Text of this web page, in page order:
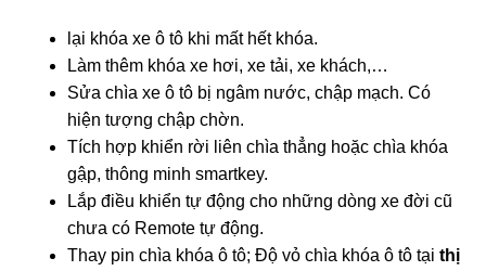
lại khóa xe ô tô khi mất hết khóa.
Làm thêm khóa xe hơi, xe tải, xe khách,…
Sửa chìa xe ô tô bị ngâm nước, chập mạch. Có
hiện tượng chập chờn.
Tích hợp khiển rời liên chìa thẳng hoặc chìa khóa
gập, thông minh smartkey.
Lắp điều khiển tự động cho những dòng xe đời cũ
chưa có Remote tự động.
Thay pin chìa khóa ô tô; Độ vỏ chìa khóa ô tô tạithị